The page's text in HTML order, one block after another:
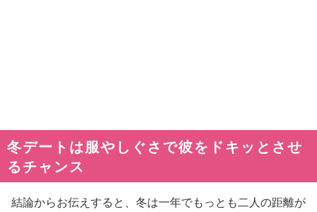
冬デートは服やしぐさで彼をドキッとさせ
るチャンス
結論からお伝えすると、冬は一年でもっとも二人の距離が